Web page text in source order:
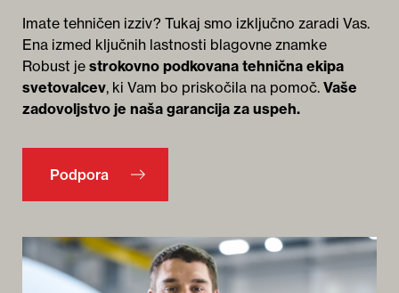
Imate tehničen izziv? Tukaj smo izključno zaradi Vas.
Ena izmed ključnih lastnosti blagovne znamke
Robust je strokovno podkovana tehnična ekipa
svetovalcev, ki Vam bo priskočila na pomoč. Vaše
zadovoljstvo je naša garancija za uspeh.
Podpora